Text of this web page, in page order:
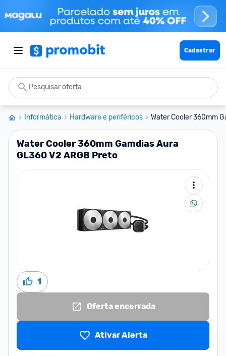
Cadastrar
Informática Hardware e periféricos Water Cooler 360mm
Water Cooler 360mm Gamdias Aura
GL360 V2 ARGB Preto
1
Oferta encerrada
Ativar Alerta